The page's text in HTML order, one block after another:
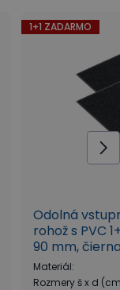
1+1 ZADARMO
Odolná
rohož s PVC
90 mm,
Materiál:
Rozmery š x d